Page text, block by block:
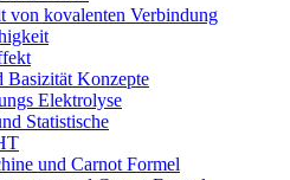
von kovalenten Verbindung
Basizität Konzepte
Elektrolyse
Statistische
und Carnot Formel